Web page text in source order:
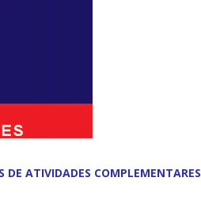
DE ATIVIDADES COMPLEMENTARES